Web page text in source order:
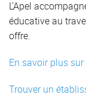
L’Apel
éducative au
offre.
En savoir plus
Trouver un